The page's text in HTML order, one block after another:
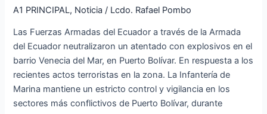
A1 PRINCIPAL, Noticia / Lcdo. Rafael Pombo
Las Fuerzas Armadas del Ecuador a través de la Armada
del Ecuador neutralizaron un atentado con explosivos en el
barrio Venecia del Mar, en Puerto Bolívar. En respuesta a los
recientes actos terroristas en la zona. La Infantería de
Marina mantiene un estricto control y vigilancia en los
sectores más conflictivos de Puerto Bolívar, durante
con
en
un
barrio
de
Puerto
Bolívar